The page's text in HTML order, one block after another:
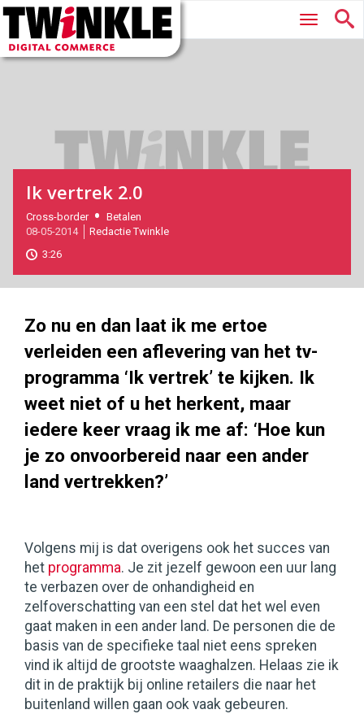
Twinkle
Digital
Commerce
Hoofdmenu
Ik vertrek 2.0
2014-
05-
08T17:38:00
2017-
05-
Cross-border
Betalen
08-05-2014
Redactie Twinkle
3:26
Zo nu en dan laat ik me ertoe
verleiden een aflevering van het tv-
programma ‘Ik vertrek’ te kijken. Ik
weet niet of u het herkent, maar
iedere keer vraag ik me af: ‘Hoe kun
je zo onvoorbereid naar een ander
land vertrekken?’
Volgens mij is dat overigens ook het succes van
het programma. Je zit jezelf gewoon een uur lang
te verbazen over de onhandigheid en
zelfoverschatting van een stel dat het wel even
gaat maken in een ander land. De personen die de
basis van de specifieke taal niet eens spreken
vind ik altijd de grootste waaghalzen. Helaas zie ik
dit in de praktijk bij online retailers die naar het
buitenland willen gaan ook vaak gebeuren.